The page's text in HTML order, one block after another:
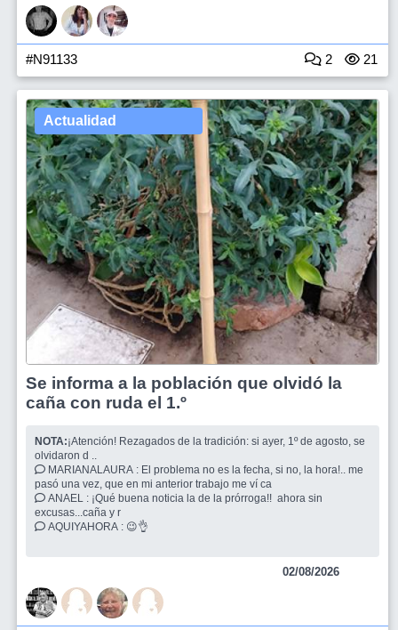
#N91133 2 21
Actualidad
Se informa a la población que olvidó la
caña con ruda el 1.º
NOTA:¡Atención! Rezagados de la tradición: si ayer, 1º de agosto, se
olvidaron d ..
MARIANALAURA : El problema no es la fecha, si no, la hora!.. me
pasó una vez, que en mi anterior trabajo me ví ca
ANAEL : ¡Qué buena noticia la de la prórroga!! ahora sin
excusas...caña y r
AQUIYAHORA : 😉👌
02/08/2026